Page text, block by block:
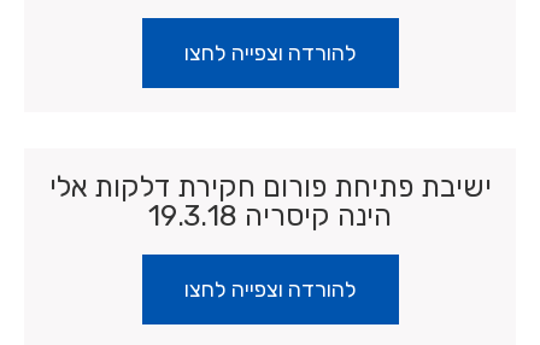
להורדה וצפייה לחצו
ישיבת פתיחת פורום חקירת דלקות אלי
הינה קיסריה 19.3.18
להורדה וצפייה לחצו